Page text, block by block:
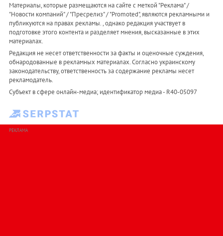
Материалы, которые размещаются на сайте с меткой "Реклама" /
"Новости компаний" / "Пресрелиз" / "Promoted", являются рекламными и
публикуются на правах рекламы. , однако редакция участвует в
подготовке этого контента и разделяет мнения, высказанные в этих
материалах.
Редакция не несет ответственности за факты и оценочные суждения,
обнародованные в рекламных материалах. Согласно украинскому
законодательству, ответственность за содержание рекламы несет
рекламодатель.
Субъект в сфере онлайн-медиа; идентификатор медиа - R40-05097
РЕКЛАМА